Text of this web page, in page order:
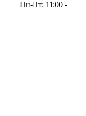
Пн-Пт: 11:00 -